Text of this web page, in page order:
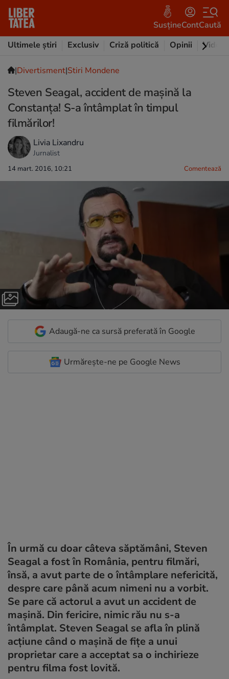
SusțineContCaută
Ultimele știri
Exclusiv Criză politică Opinii Video
|Divertisment|Stiri Mondene
Steven Seagal, accident de maşină la
Constanţa! S-a întâmplat în timpul
filmărilor!
Livia Lixandru
Jurnalist
14 mart. 2016, 10:21 Comentează
Adaugă-ne ca sursă preferată în Google
Urmărește-ne pe Google News
În urmă cu doar câteva săptămâni, Steven
Seagal a fost în România, pentru filmări,
însă, a avut parte de o întâmplare nefericită,
despre care până acum nimeni nu a vorbit.
Se pare că actorul a avut un accident de
maşină. Din fericire, nimic rău nu s-a
întâmplat. Steven Seagal se afla în plină
acţiune când o maşină de fiţe a unui
proprietar care a acceptat sa o inchirieze
pentru filma fost lovită.